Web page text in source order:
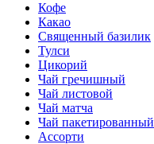
Кофе
Какао
Священный базилик
Тулси
Цикорий
Чай гречишный
Чай листовой
Чай матча
Чай пакетированный
Ассорти